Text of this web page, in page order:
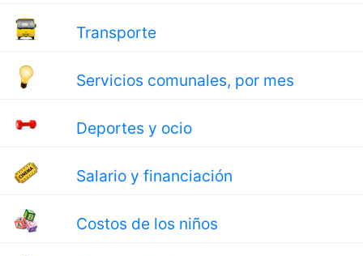
Transporte
Servicios comunales, por mes
Deportes y ocio
Salario y financiación
Costos de los niños